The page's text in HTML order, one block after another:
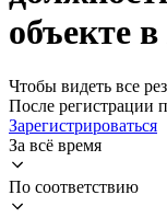
объекте
Чтобы видеть все
После регистрации
Зарегистрироваться
За всё время
По соответствию